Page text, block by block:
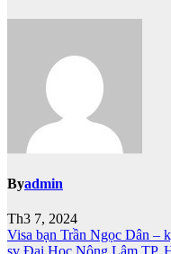
Byadmin
Th3 7, 2024
Điều
Visa bạn Trần Ngọc Dân –